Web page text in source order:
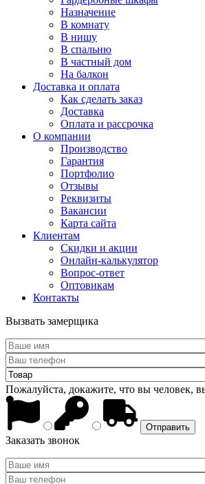
Назначение
В комнату
В нишу
В спальню
В частный дом
На балкон
Доставка и оплата
Как сделать заказ
Доставка
Оплата и рассрочка
О компании
Производство
Гарантия
Портфолио
Отзывы
Реквизиты
Вакансии
Карта сайта
Клиентам
Скидки и акции
Онлайн-калькулятор
Вопрос-ответ
Оптовикам
Контакты
Вызвать замерщика
Пожалуйста, докажите, что вы человек,
Заказать звонок